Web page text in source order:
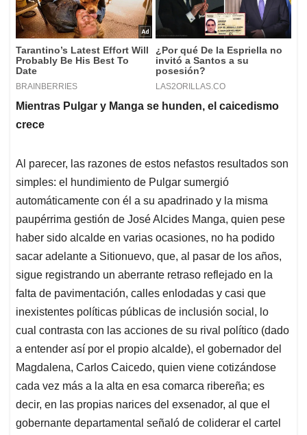
Mientras Pulgar y Manga se hunden, el caicedismo
crece
Al parecer, las razones de estos nefastos resultados son
simples: el hundimiento de Pulgar sumergió
automáticamente con él a su apadrinado y la misma
paupérrima gestión de José Alcides Manga, quien pese
haber sido alcalde en varias ocasiones, no ha podido
sacar adelante a Sitionuevo, que, al pasar de los años,
sigue registrando un aberrante retraso reflejado en la
falta de pavimentación, calles enlodadas y casi que
inexistentes políticas públicas de inclusión social, lo
cual contrasta con las acciones de su rival político (dado
a entender así por el propio alcalde), el gobernador del
Magdalena, Carlos Caicedo, quien viene cotizándose
cada vez más a la alta en esa comarca ribereña; es
decir, en las propias narices del exsenador, al que el
gobernante departamental señaló de coliderar el cartel